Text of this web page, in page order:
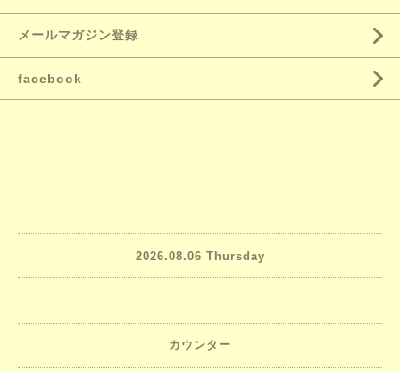
メールマガジン登録
facebook
2026.08.06 Thursday
カウンター